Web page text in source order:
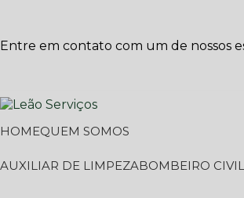
Entre em contato com um de nossos
HOME
QUEM SOMOS
AUXILIAR DE LIMPEZA
BOMBEIRO